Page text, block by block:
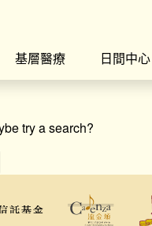
基層醫療 日間中心
try a search?